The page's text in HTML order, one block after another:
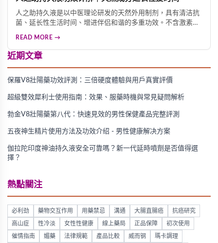
人之助持久液是以中医理论研发的天然外用制剂，具有清洁抗
菌、延长性生活时间、增进伴侣和谐的多重功效。不含激素成
READ MORE →
近期文章
保羅V8壯陽藥功效評測：三倍硬度體驗與用戶真實評價
超級雙效犀利士使用指南：效果、服藥時機與常見疑問解析
勃金V8壯陽藥第八代：快速見效的男性保健產品完整評測
五夜神生精片使用方法及功效介绍 - 男性健康解决方案
伽拉陀印度神油持久液安全可靠嗎？新一代延時噴劑是否值得選
擇？
熱點關注
必利劲 藥物交互作用 用藥禁忌 溝通 大腸直腸癌 抗癌研究
高山症 性冷淡 女性性健康 線上藥局 正品保障 初次使用
催情指南 媚藥 法律規範 產品比較 威而钢 瑪卡調理